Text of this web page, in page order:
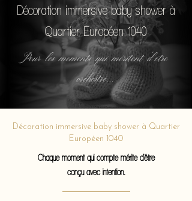
Décoration immersive baby shower à
Quartier Européen 1040
Pour les moments qui méritent d'etre
orchestré...
Décoration immersive baby shower à Quartier
Européen 1040
Chaque moment qui compte mérite d'être
conçu avec intention.